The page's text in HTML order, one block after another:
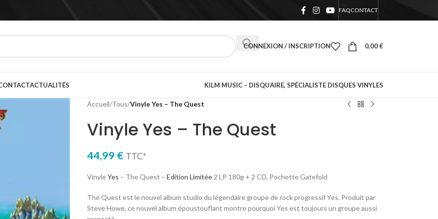
FAQCONTACT
CONNEXION / INSCRIPTION 0,00€
ACTUALITÉS KILM MUSIC – DISQUAIRE, SPÉCIALISTE DISQUES VINYLES
Accueil/Tous/Vinyle Yes – The Quest
Vinyle Yes – The Quest
44,99 € TTC*
VinyleYes – The Quest – Edition Limitée2 LP 180g + 2 CD, Pochette Gatefold
The Quest est le nouvel album studio du légendaire groupe de rock progressif Yes. Produit par
Steve Howe, ce nouvel album époustouflant montre pourquoi Yes est toujours un groupe aussi